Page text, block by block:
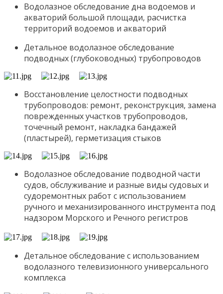
Водолазное обследование дна водоемов и
акваторий большой площади, расчистка
территорий водоемов и акваторий
Детальное водолазное обследование
подводных (глубоководных) трубопроводов
Восстановление целостности подводных
трубопроводов: ремонт, реконструкция, замена
поврежденных участков трубопроводов,
точечный ремонт, накладка бандажей
(пластырей), герметизация стыков
Водолазное обследование подводной части
судов, обслуживание и разные виды судовых и
судоремонтных работ с использованием
ручного и механизированного инструмента под
надзором Морского и Речного регистров
Детальное обследование с использованием
водолазного телевизионного универсального
комплекса